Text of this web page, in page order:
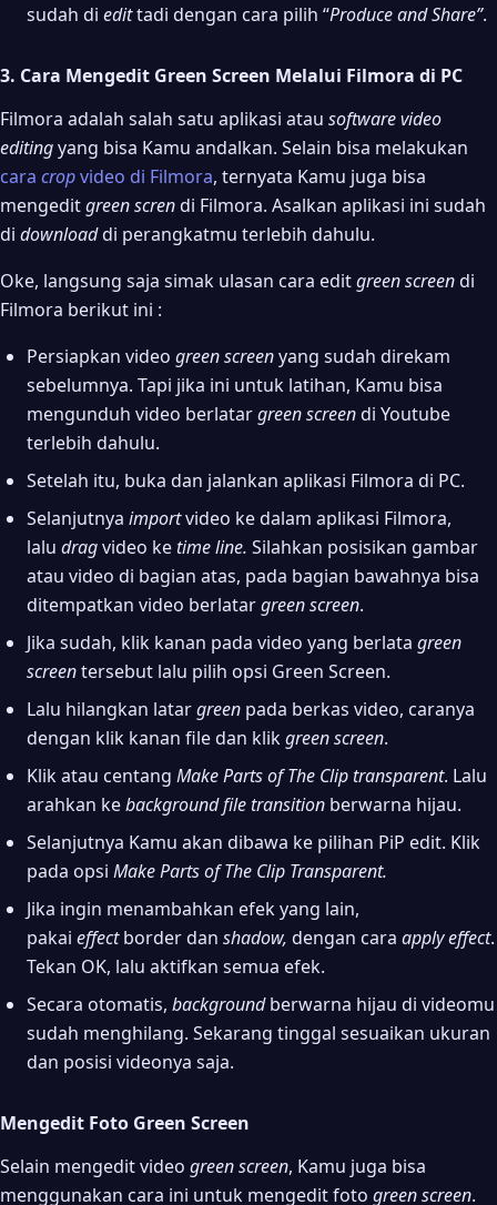
sudah di edittadi dengan cara pilih “Produce and Share”.
3. Cara Mengedit Green Screen Melalui Filmora di PC
Filmora adalah salah satu aplikasi atau software video
editingyang bisa Kamu andalkan. Selain bisa melakukan
cara cropvideo di Filmora, ternyata Kamu juga bisa
mengeditgreen screndi Filmora. Asalkan aplikasi ini sudah
di downloaddi perangkatmu terlebih dahulu.
Oke, langsung saja simak ulasan cara editgreen screendi
Filmora berikut ini :
Persiapkan video green screenyang sudah direkam
sebelumnya. Tapi jika ini untuk latihan, Kamu bisa
mengunduh video berlatargreen screendi Youtube
terlebih dahulu.
Setelah itu, buka dan jalankan aplikasi Filmora di PC.
Selanjutnya importvideo ke dalam aplikasi Filmora,
lalu dragvideo ke time line. Silahkan posisikan gambar
atau video di bagian atas, pada bagian bawahnya bisa
ditempatkan video berlatargreen screen.
Jika sudah, klik kanan pada video yang berlata green
screentersebut lalu pilih opsi Green Screen.
Lalu hilangkan latargreen pada berkas video, caranya
dengan klik kanan file dan klikgreen screen.
Klik atau centang Make Parts of The Clip transparent. Lalu
arahkan kebackground file transition berwarna hijau.
Selanjutnya Kamu akan dibawa ke pilihan PiP edit. Klik
pada opsi Make Parts of The Clip Transparent.
Jika ingin menambahkan efek yang lain,
pakai effectborder dan shadow, dengan cara applyeffect.
Tekan OK, lalu aktifkan semua efek.
Secara otomatis, backgroundberwarna hijau di videomu
sudah menghilang. Sekarang tinggal sesuaikan ukuran
dan posisi videonya saja.
Mengedit Foto Green Screen
Selain mengedit video green screen, Kamu juga bisa
menggunakan cara ini untuk mengedit foto green screen.